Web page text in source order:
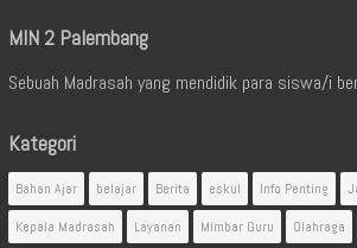
MIN 2 Palembang
Sebuah Madrasah yang mendidik para siswa/i
Kategori
Bahan Ajar belajar Berita eskul Info Penting
Kepala Madrasah
Layanan Mimbar Guru Olahraga